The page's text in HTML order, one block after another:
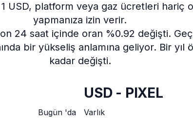
USD, platform veya gaz ücretleri hariç
yapmanıza izin verir.
24 saat içinde oran %0.92 değişti.
bir yükseliş anlamına geliyor. Bir yıl
kadar değişti.
Bugün 'da
USD - PIXEL
Varlık